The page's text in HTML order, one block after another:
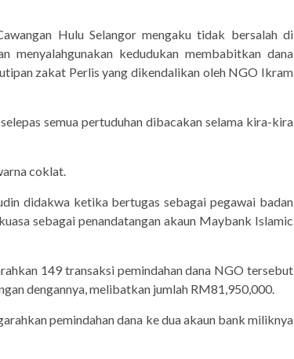
Hulu Selangor mengaku tidak bersalah di
menyalahgunakan kedudukan membabitkan dana
zakat Perlis yang dikendalikan oleh NGO Ikram
semua pertuduhan dibacakan selama kira-kira
coklat.
didakwa ketika bertugas sebagai pegawai badan
sebagai penandatangan akaun Maybank Islamic
149 transaksi pemindahan dana NGO tersebut
dengannya, melibatkan jumlah RM81,950,000.
pemindahan dana ke dua akaun bank miliknya